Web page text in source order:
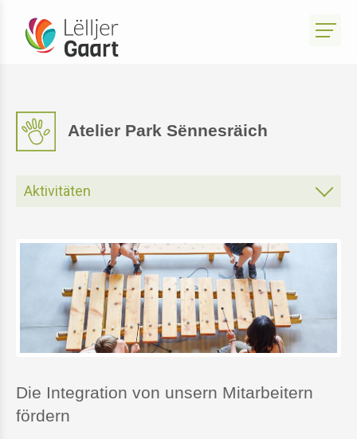
Atelier Park Sënnesräich
Aktivitäten
Atelier Park Sënnesräich
Atelier Bistro Sënnesräich
Atelier Produits du Terroir
Wäscheatelier
Die Integration von unsern Mitarbeitern
fördern